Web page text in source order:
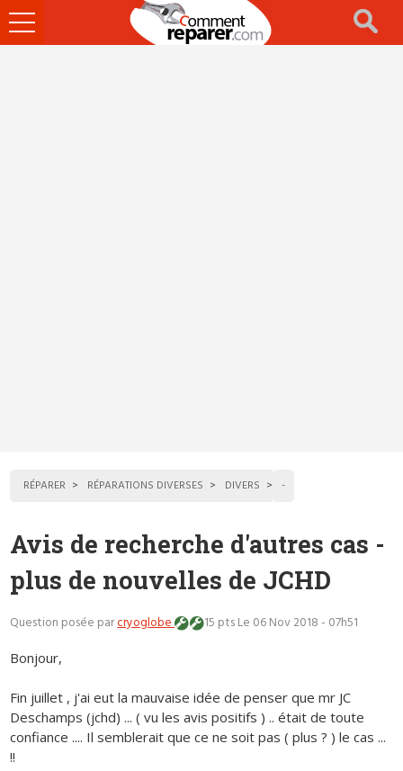
Ouvrir
le
RÉPARER RÉPARATIONS DIVERSES DIVERS -
Avis de recherche d'autres cas -
plus de nouvelles de JCHD
Question posée parcryoglobe 15 ptsLe 06 Nov 2018 - 07h51
Bonjour,
Fin juillet , j'ai eut la mauvaise idée de penser que mr JC
Deschamps (jchd) ... ( vu les avis positifs ) .. était de toute
confiance .... Il semblerait que ce ne soit pas ( plus ? ) le cas ...
!!